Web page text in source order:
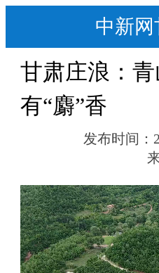
中新网
甘肃庄浪：
有“麝”香
发布时间：